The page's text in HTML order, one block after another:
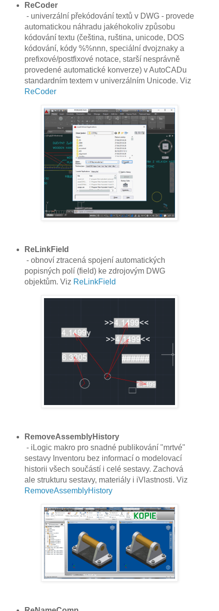
ReCoder
- univerzální překódování textů v DWG - provede
automatickou náhradu jakéhokoliv způsobu
kódování textu (čeština, ruština, unicode, DOS
kódování, kódy %%nnn, speciální dvojznaky a
prefixové/postfixové notace, starší nesprávně
provedené automatické konverze) v AutoCADu
standardním textem v univerzálním Unicode. Viz
ReCoder
ReLinkField
- obnoví ztracená spojení automatických
popisných polí (field) ke zdrojovým DWG
objektům. Viz ReLinkField
RemoveAssemblyHistory
- iLogic makro pro snadné publikování "mrtvé"
sestavy Inventoru bez informací o modelovací
historii všech součástí i celé sestavy. Zachová
ale strukturu sestavy, materiály i iVlastnosti. Viz
RemoveAssemblyHistory